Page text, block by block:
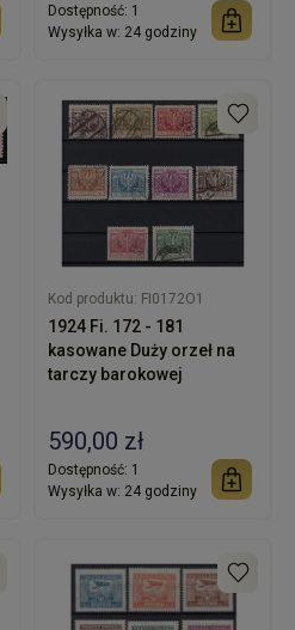
Dostępność: 1
Wysyłka w: 24 godziny
Kod produktu: FI0172O1
1924 Fi. 172 - 181
kasowane Duży orzeł na
tarczy barokowej
590,00 zł
Dostępność: 1
Wysyłka w: 24 godziny